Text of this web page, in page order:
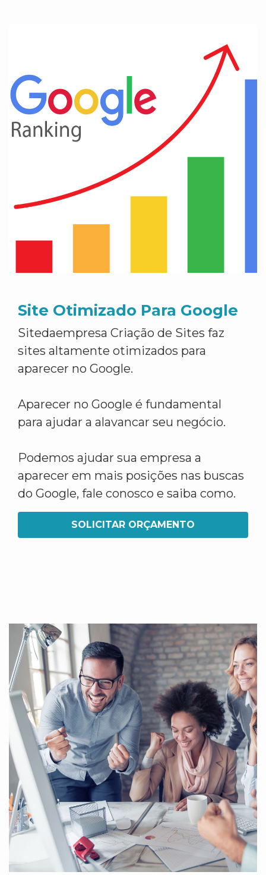
Site Otimizado Para Google
Sitedaempresa Criação de Sites faz
sites altamente otimizados para
aparecer no Google.
Aparecer no Google é fundamental
para ajudar a alavancar seu negócio.
Podemos ajudar sua empresa a
aparecer em mais posições nas buscas
do Google, fale conosco e saiba como.
SOLICITAR ORÇAMENTO